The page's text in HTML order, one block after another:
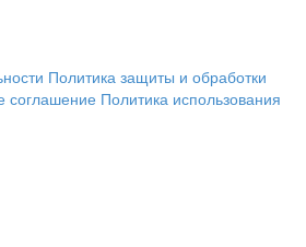
Политика защиты и обработки
соглашение Политика использования